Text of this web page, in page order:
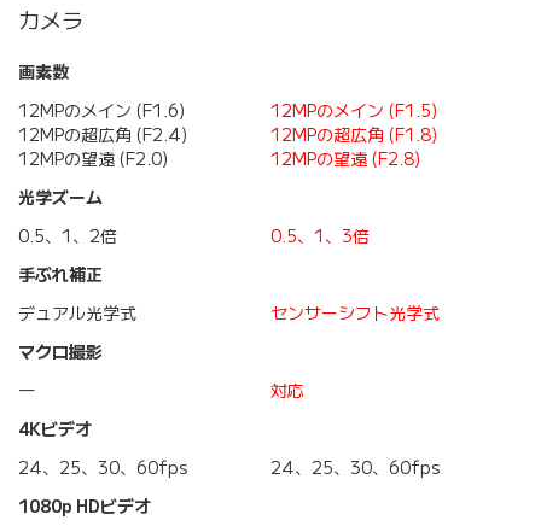
カメラ
画素数
12MPのメイン (F1.6)
12MPの超広角 (F2.4)
12MPの望遠 (F2.0)
12MPのメイン (F1.5)
12MPの超広角 (F1.8)
12MPの望遠 (F2.8)
光学ズーム
0.5、1、2倍
0.5、1、3倍
手ぶれ補正
デュアル光学式
センサーシフト光学式
マクロ撮影
―
対応
4Kビデオ
24、25、30、60fps
24、25、30、60fps
1080p HDビデオ